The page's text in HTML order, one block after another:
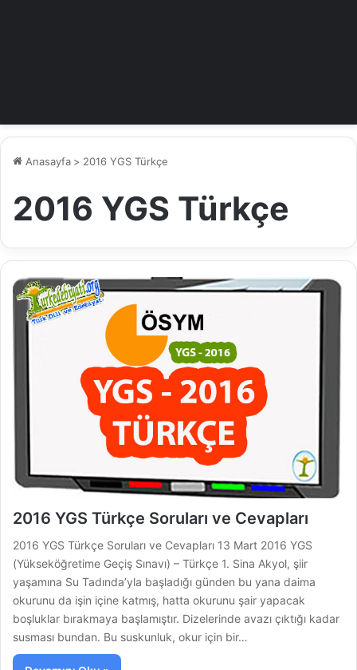
Anasayfa > 2016 YGS Türkçe
2016 YGS Türkçe
2016 YGS Türkçe Soruları ve Cevapları
2016 YGS Türkçe Soruları ve Cevapları 13 Mart 2016 YGS
(Yükseköğretime Geçiş Sınavı) – Türkçe 1. Sina Akyol, şiir
yaşamına Su Tadında’yla başladığı günden bu yana daima
okurunu da işin içine katmış, hatta okurunu şair yapacak
boşluklar bırakmaya başlamıştır. Dizelerinde avazı çıktığı kadar
susması bundan. Bu suskunluk, okur için bir…